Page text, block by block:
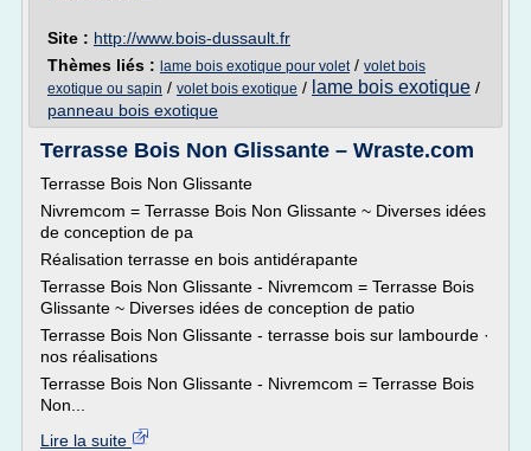
Site : http://www.bois-dussault.fr
Thèmes liés : lame bois exotique pour volet/ volet bois
exotique ou sapin / volet bois exotique / lame bois exotique /
panneau bois exotique
Terrasse Bois Non Glissante – Wraste.com
Terrasse Bois Non Glissante
Nivremcom = Terrasse Bois Non Glissante ~ Diverses idées
de conception de pa
Réalisation terrasse en bois antidérapante
Terrasse Bois Non Glissante - Nivremcom = Terrasse Bois
Glissante ~ Diverses idées de conception de patio
Terrasse Bois Non Glissante - terrasse bois sur lambourde ·
nos réalisations
Terrasse Bois Non Glissante - Nivremcom = Terrasse Bois
Non...
Lire la suite